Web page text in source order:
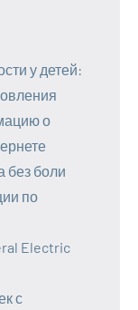
у детей:
о
без боли
по
Electric
с